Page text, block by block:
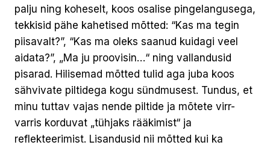
palju ning koheselt, koos osalise pingelangusega,
tekkisid pähe kahetised mõtted: “Kas ma tegin
piisavalt?”, “Kas ma oleks saanud kuidagi veel
aidata?”, „Ma ju proovisin…“ ning vallandusid
pisarad. Hilisemad mõtted tulid aga juba koos
sähvivate piltidega kogu sündmusest. Tundus, et
minu tuttav vajas nende piltide ja mõtete virr-
varris korduvat „tühjaks rääkimist“ ja
reflekteerimist. Lisandusid nii mõtted kui ka